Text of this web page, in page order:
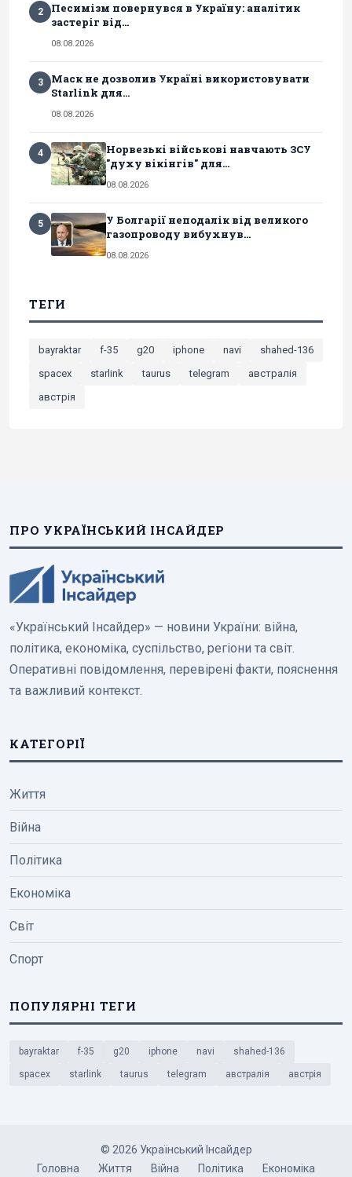
2
Песимізм повернувся в Україну: аналітик
застеріг від...
08.08.2026
3
Маск не дозволив Україні використовувати
Starlink для...
08.08.2026
4
Норвезькі військові навчають ЗСУ
"духу вікінгів" для...
08.08.2026
5
У Болгарії неподалік від великого
газопроводу вибухнув...
08.08.2026
ТЕГИ
bayraktar f-35 g20 iphone navi
shahed-136
spacex
starlink taurus telegram
австралія
австрія
ПРО УКРАЇНСЬКИЙ ІНСАЙДЕР
«Український Інсайдер» — новини України: війна,
політика, економіка, суспільство, регіони та світ.
Оперативні повідомлення, перевірені факти, пояснення
та важливий контекст.
КАТЕГОРІЇ
Життя
Війна
Політика
Економіка
Світ
Спорт
ПОПУЛЯРНІ ТЕГИ
bayraktar f-35 g20 iphone navi shahed-136
spacex starlink taurus telegram австралія австрія
© 2026 Український Інсайдер
Головна
Життя Війна Політика Економіка